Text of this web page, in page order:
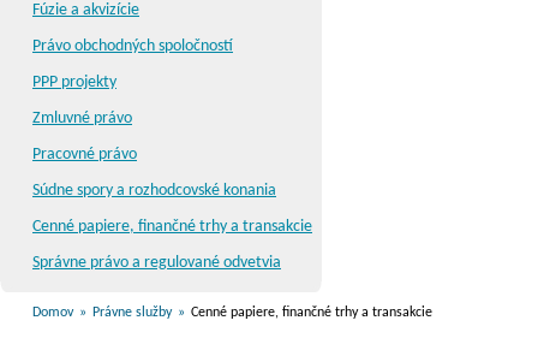
Fúzie a akvizície
Právo obchodných spoločností
PPP projekty
Zmluvné právo
Pracovné právo
Súdne spory a rozhodcovské konania
Cenné papiere, finančné trhy a transakcie
Správne právo a regulované odvetvia
Domov » Právne služby » Cenné papiere, finančné trhy a transakcie